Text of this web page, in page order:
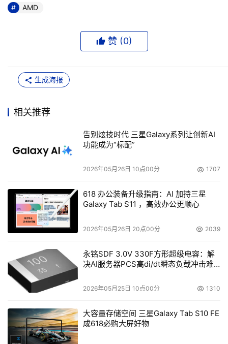
处理器的服务器，提供综合数字媒体服务，其中包括转换代
Verizon Business客户将来向高清晰移植创造了条件，同时
降低了数字媒体平台的硬件成本与能耗。
Omnibus Systems
管理和交付内容，正在对基于广播自动化控制ITX软件的制
Savvis
： 为了提供并管理高质量的广播内容，正在对基
于AMD皓龙处理器的内容交付网络（CDN）和内容交流产
Modulus Video
： 高性能MPEG-4 AVC编码器解决方案
利用AMD皓龙处理器，为IPTV、视频点播（VOD）、有线
电视和卫星用户提供占用带宽最少的高清晰度与标准清晰度
Digital Rapids： 针对实时同步多格式内容代码转换开发
的流软件，在基于AMD皓龙处理器的系统上的运行速度比
在竞争平台快25%－40%。
Telestream： 电视台、有线网络运营商和后期制作工作
室等客户，在基于AMD皓龙处理器的系统上使用
AMD
赞 (0)
生成海报
相关推荐
告别炫技时代 三星Galaxy系列让创新AI
功能成为“标配”
2026年05月26日 10点00分 1707
618 办公装备升级指南：AI 加持三星
Galaxy Tab S11 ，高效办公更顺心
2026年05月26日 20点00分 2039
永铭SDF 3.0V 330F方形超级电容：解
决AI服务器PCS高di/dt瞬态负载冲击难
2026年05月25日 10点00分 1310
大容量存储空间 三星Galaxy Tab S10 FE
成618必购大屏好物